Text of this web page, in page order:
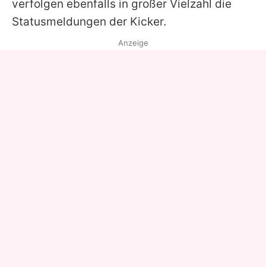
verfolgen ebenfalls in großer Vielzahl die
Statusmeldungen der Kicker.
Anzeige